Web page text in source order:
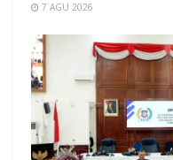
7 AGU 2026